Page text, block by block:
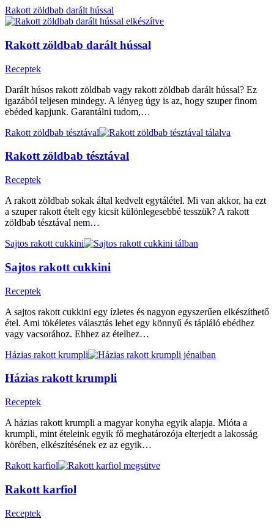
Rakott zöldbab darált hússal
Rakott zöldbab darált hússal
Receptek
Darált húsos rakott zöldbab vagy rakott zöldbab darált hússal? Ez
igazából teljesen mindegy. A lényeg úgy is az, hogy szuper finom
ebéded kapjunk. Garantálni tudom,…
Rakott zöldbab tésztával
Rakott zöldbab tésztával
Receptek
A rakott zöldbab sokak által kedvelt egytálétel. Mi van akkor, ha ezt
a szuper rakott ételt egy kicsit különlegesebbé tesszük? A rakott
zöldbab tésztával nem…
Sajtos rakott cukkini
Sajtos rakott cukkini
Receptek
A sajtos rakott cukkini egy ízletes és nagyon egyszerűen elkészíthető
étel. Ami tökéletes választás lehet egy könnyű és tápláló ebédhez
vagy vacsorához. Ehhez az ételhez…
Házias rakott krumpli
Házias rakott krumpli
Receptek
A házias rakott krumpli a magyar konyha egyik alapja. Mióta a
krumpli, mint ételeink egyik fő meghatározója elterjedt a lakosság
körében, elkészítésének ez az egyik…
Rakott karfiol
Rakott karfiol
Receptek